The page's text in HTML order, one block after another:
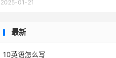
2025-01-21
最新
10英语怎么写